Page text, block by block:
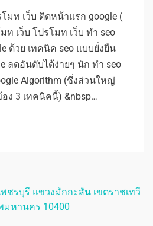
มท เว็บ ติดหน้าแรก google (
ท เว็บ โปรโมท เว็บ ทำ seo
ด้วย เทคนิค seo แบบยั่งยืน
ลดอันดับได้ง่ายๆ นัก ทำ seo
Algorithm (ซึ่งส่วนใหญ่
ง 3 เทคนิคนี้) &nbsp…
พชรบุรี แขวงมักกะสัน เขตราชเทวี
มหานคร 10400